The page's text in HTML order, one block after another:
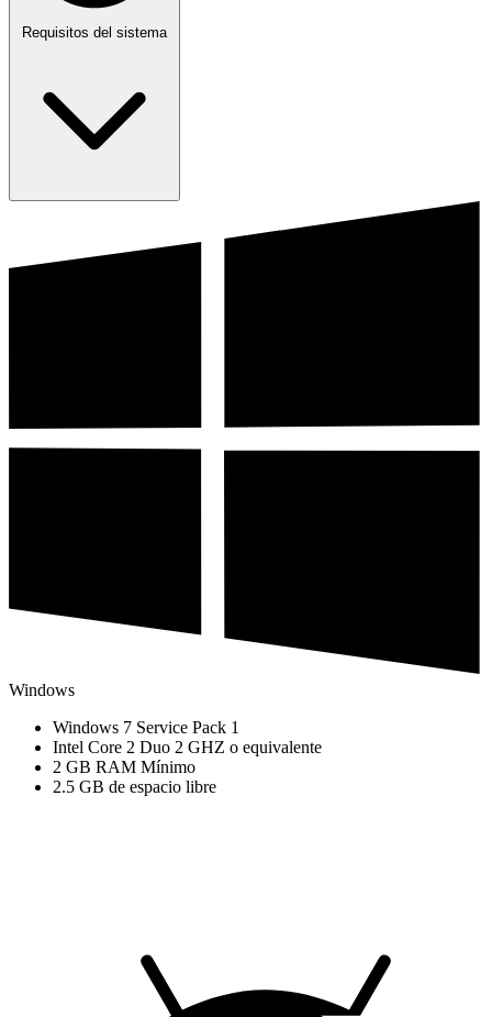
Requisitos del sistema
Windows
Windows 7 Service Pack 1
Intel Core 2 Duo 2 GHZ o equivalente
2 GB RAM Mínimo
2.5 GB de espacio libre